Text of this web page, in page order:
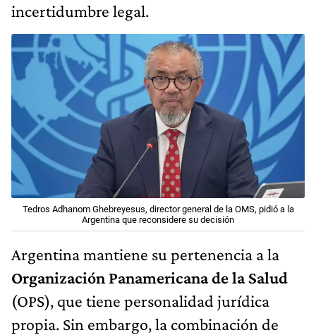
incertidumbre legal.
Tedros Adhanom Ghebreyesus, director general de la OMS, pidió a la
Argentina que reconsidere su decisión
Argentina mantiene su pertenencia a la
Organización Panamericana de la Salud
(OPS), que tiene personalidad jurídica
propia. Sin embargo, la combinación de